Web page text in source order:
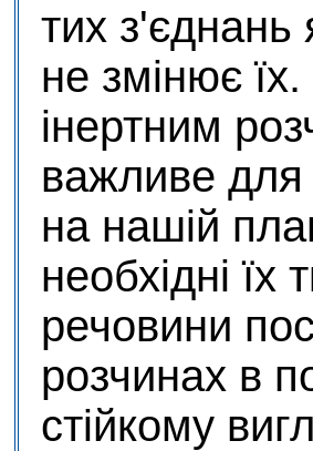
тих з'єднань
не змінює
інертним
важливе для
на нашій
необхідні
речовини
розчинах в